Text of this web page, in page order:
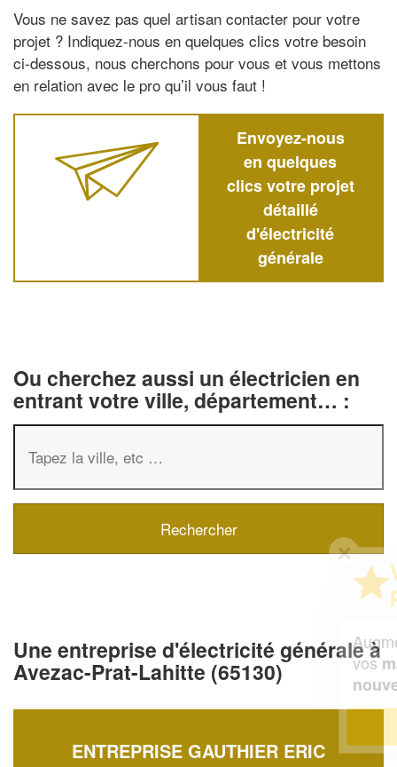
Vous ne savez pas quel artisan contacter pour votre
projet ? Indiquez-nous en quelques clics votre besoin
ci-dessous, nous cherchons pour vous et vous mettons
en relation avec le pro qu’il vous faut !
Envoyez-nous
en quelques
clics votre projet
détaillé
d'électricité
générale
Ou cherchez aussi un électricien en
entrant votre ville, département… :
Une entreprise d'électricité générale à
Avezac-Prat-Lahitte (65130)
ENTREPRISE GAUTHIER ERIC
✕
Augmentez votrechiffre d'affaireset
vosmargestout en gagnant de
nouveaux clients!